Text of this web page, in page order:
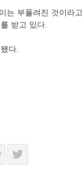
부풀려진 것이라
받고 있다.
다.